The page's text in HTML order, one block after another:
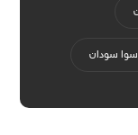
سوا سودان